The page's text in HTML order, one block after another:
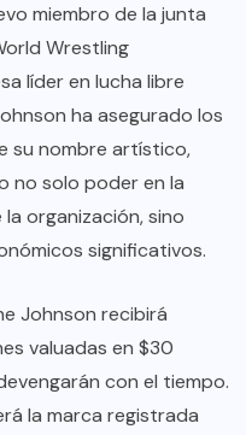
miembro de la junta
Wrestling
líder en lucha libre
ha asegurado los
su nombre artístico,
no solo poder en la
organización, sino
significativos.
Johnson recibirá
valuadas en $30
con el tiempo.
la marca registrada